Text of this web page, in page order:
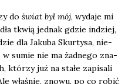
do świat był mój, wyda­je mi
tkwią jed­nak gdzie indziej,
dla Jaku­ba Skur­ty­sa, nie­
sumie nie ma żad­ne­go zna­
któ­rzy już na sta­łe zapi­sa­li
wła­śnie, zno­wu, po co robić